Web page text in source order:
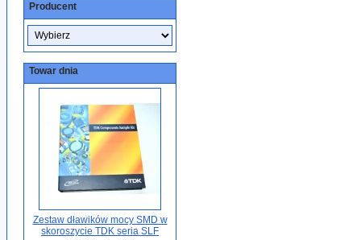
Producent
Towar dnia
Zestaw dławików mocy SMD w
skoroszycie TDK seria SLF